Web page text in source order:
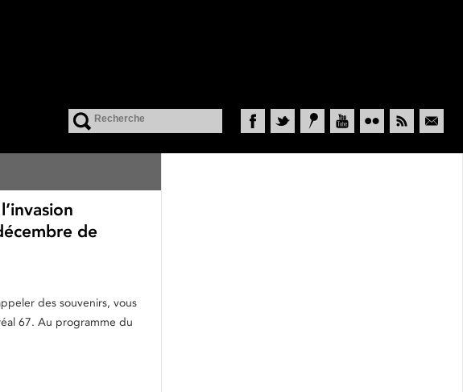
de
des souvenirs, vous
67. Au programme du